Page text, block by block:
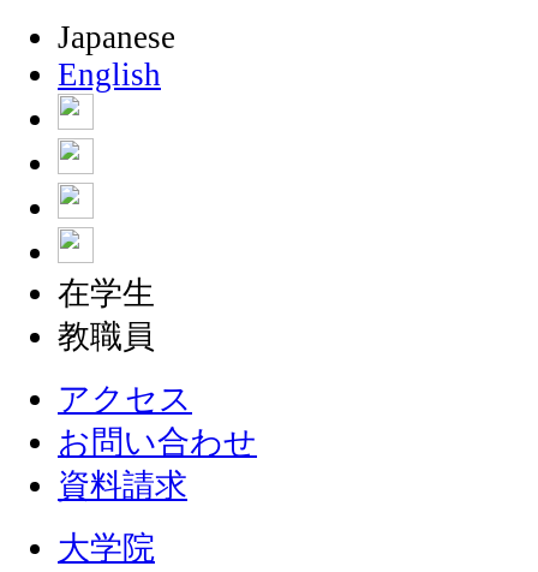
Japanese
English
在学生
教職員
アクセス
お問い合わせ
資料請求
大学院